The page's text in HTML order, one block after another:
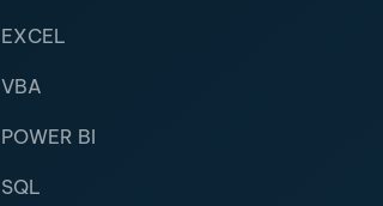
EXCEL
VBA
POWER BI
SQL